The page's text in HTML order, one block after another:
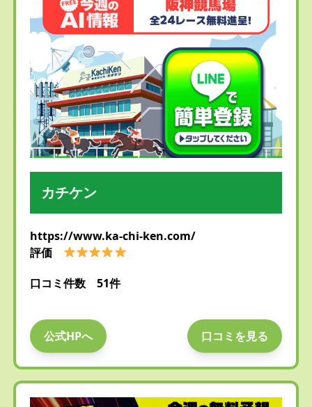
カチケン
https://www.ka-chi-ken.com/
評価
口コミ件数 51件
公式HPへ 口コミを見る